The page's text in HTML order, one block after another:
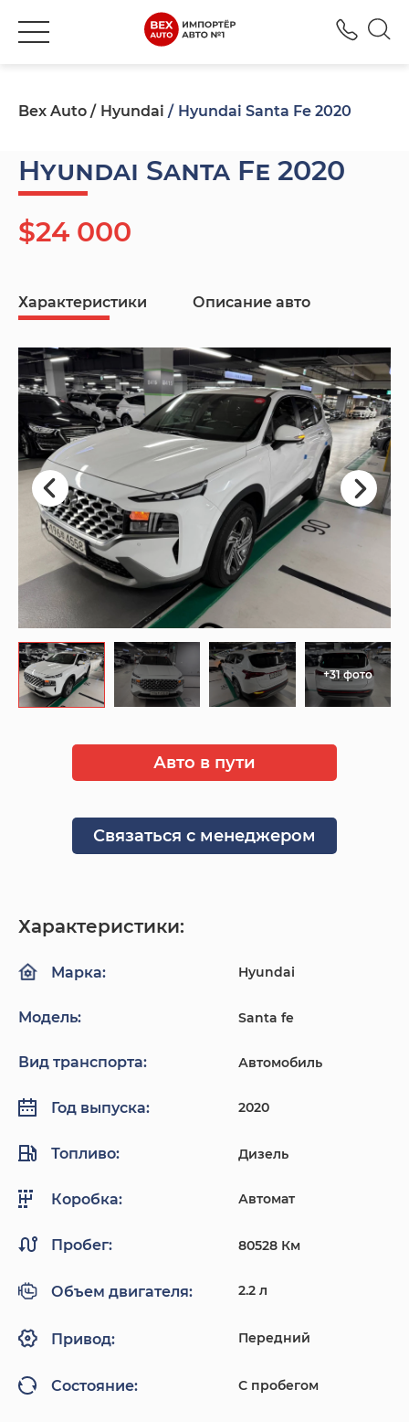
Bex Auto Hyundai Hyundai Santa Fe 2020
Hyundai Santa Fe 2020
$24 000
Характеристики Описание авто
+31 фото
Авто в пути
Связаться с менеджером
Характеристики:
Марка: Hyundai
Модель: Santa fe
Вид транспорта: Автомобиль
Год выпуска: 2020
Топливо: Дизель
Коробка: Автомат
Пробег: 80528 Км
Объем двигателя: 2.2 л
Привод: Передний
Состояние: С пробегом